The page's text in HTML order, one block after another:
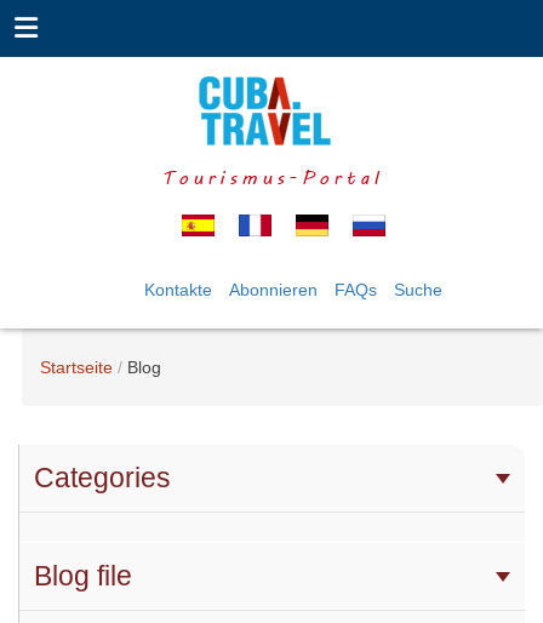
Tourismus-Portal
Kontakte Abonnieren FAQs Suche
Startseite Blog
Categories
Blog file